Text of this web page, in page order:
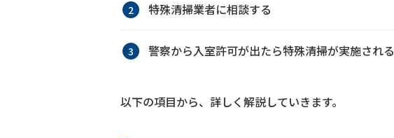
特殊清掃業者に相談する
警察から入室許可が出たら特殊清掃が実施される
以下の項目から、詳しく解説していきます。